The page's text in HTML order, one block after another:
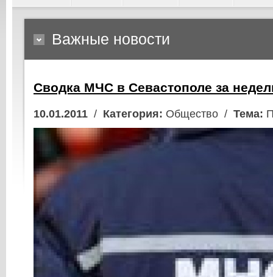
Важные новости
Сводка МЧС в Севастополе за
10.01.2011 / Категория: Общество / Тема: